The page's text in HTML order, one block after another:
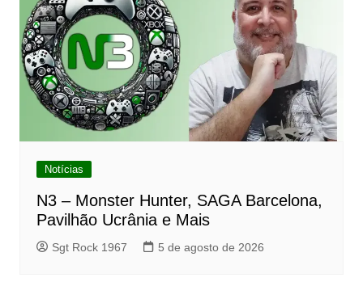
Notícias
N3 – Monster Hunter, SAGA Barcelona,
Pavilhão Ucrânia e Mais
Sgt Rock 1967 5 de agosto de 2026